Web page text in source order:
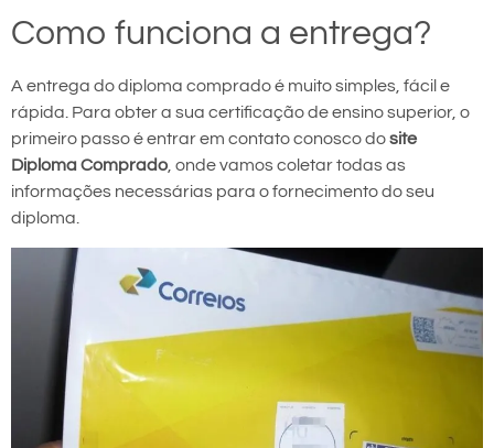
Como funciona a entrega?
A entrega do diploma comprado é muito simples, fácil e
rápida. Para obter a sua certificação de ensino superior, o
primeiro passo é entrar em contato conosco dosite
Diploma Comprado, onde vamos coletar todas as
informações necessárias para o fornecimento do seu
diploma.